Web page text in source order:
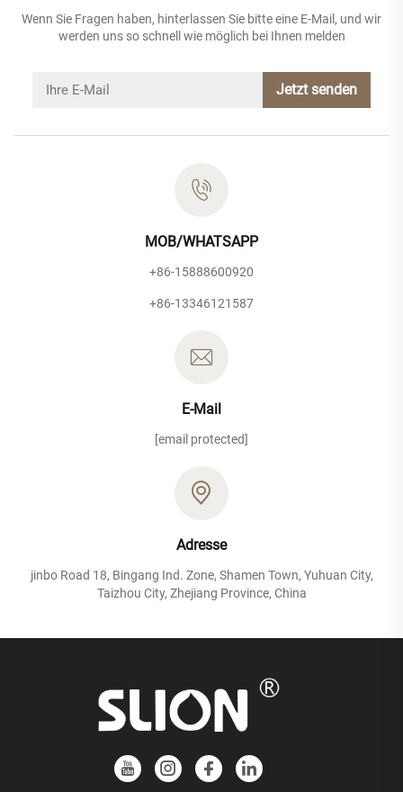
Wenn Sie Fragen haben, hinterlassen Sie bitte eine E-Mail, und wir
werden uns so schnell wie möglich bei Ihnen melden
Jetzt senden
MOB/WHATSAPP
+86-15888600920
+86-13346121587
E-Mail
[email protected]
Adresse
jinbo Road 18, Bingang Ind. Zone, Shamen Town, Yuhuan City,
Taizhou City, Zhejiang Province, China